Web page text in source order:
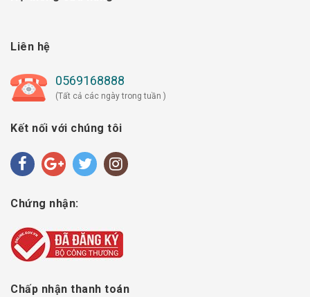
Liên hệ
0569168888
(Tất cả các ngày trong tuần )
Kết nối với chúng tôi
Chứng nhận:
Chấp nhận thanh toán